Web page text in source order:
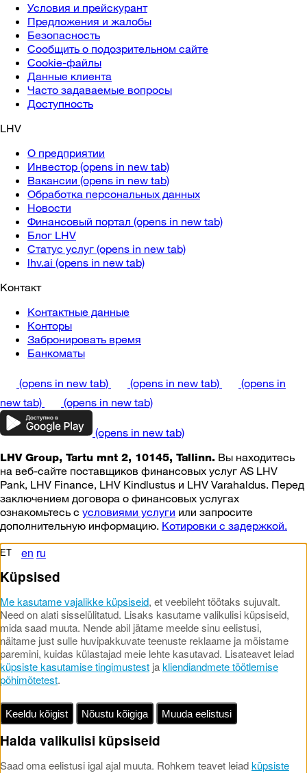
Условия и прейскурант
Предложения и жалобы
Безопасность
Сообщить о подозрительном сайте
Cookie-файлы
Данные клиента
Часто задаваемые вопросы
Доступность
LHV
О предприятии
Инвестор (opens in new tab)
Вакансии (opens in new tab)
Обработка персональных данных
Новости
Финансовый портал (opens in new tab)
Блог LHV
Статус услуг (opens in new tab)
lhv.ai (opens in new tab)
Контакт
Контактные данные
Конторы
Забронировать время
Банкоматы
(opens in new tab) (opens in new tab)
(opens in
new tab)
(opens in new tab)
(opens in new tab)
LHV Group, Tartu mnt 2, 10145, Tallinn. Вы находитесь
на веб-сайте поставщиков финансовых услуг AS LHV
Pank, LHV Finance, LHV Kindlustus и LHV Varahaldus. Перед
заключением договора о финансовых услугах
ознакомьтесь с условиями услуги или запросите
дополнительную информацию. Котировки с задержкой.
ET en ru
Küpsised
Me kasutame vajalikke küpsiseid, et veebileht töötaks sujuvalt.
Need on alati sisselülitatud. Lisaks kasutame valikulisi küpsiseid,
mida saad muuta. Nende abil jätame meelde sinu eelistusi,
näitame just sulle huvipakkuvate teenuste reklaame ja mõistame
paremini, kuidas külastajad meie lehte kasutavad. Lisateavet leiad
küpsiste kasutamise tingimustest jakliendiandmete töötlemise
põhimõtetest.
Keeldu kõigist Nõustu kõigiga Muuda eelistusi
Halda valikulisi küpsiseid
Saad oma eelistusi igal ajal muuta. Rohkem teavet leiadküpsiste